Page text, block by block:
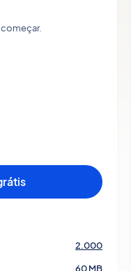
começar.
2.000
60 MB